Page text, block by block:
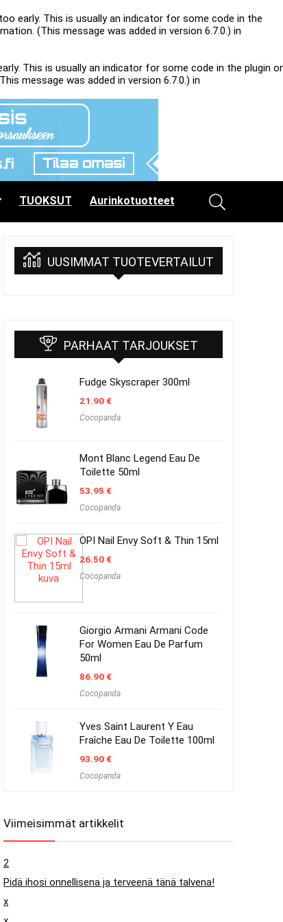
early. This is usually an indicator for some code in the
(This message was added in version 6.7.0.) in
This is usually an indicator for some code in the plugin or
message was added in version 6.7.0.) in
TUOKSUT Aurinkotuotteet
UUSIMMAT TUOTEVERTAILUT
PARHAAT TARJOUKSET
Fudge Skyscraper 300ml
21.90€
Cocopanda
Mont Blanc Legend Eau De
Toilette 50ml
53.95 €
Cocopanda
OPI Nail Envy Soft & Thin 15ml
26.50€
Cocopanda
Giorgio Armani Armani Code
For Women Eau De Parfum
50ml
86.90€
Cocopanda
Yves Saint Laurent Y Eau
Fraîche Eau De Toilette 100ml
93.90€
Cocopanda
Viimeisimmät artikkelit
2
Pidä ihosi onnellisena ja terveenä tänä talvena!
x